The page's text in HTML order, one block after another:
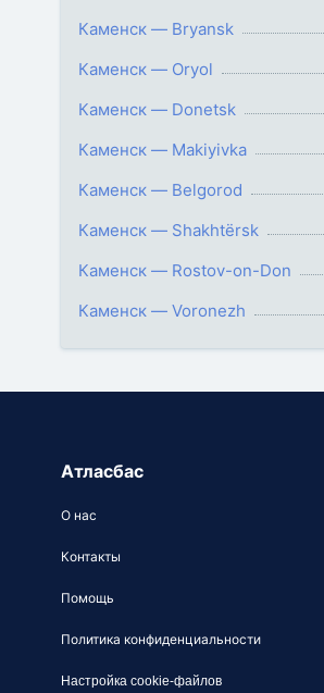
Каменск — Bryansk
Каменск — Oryol
Каменск — Donetsk
Каменск — Makiyivka
Каменск — Belgorod
Каменск — Shakhtërsk
Каменск — Rostov-on-Don
Каменск — Voronezh
Атласбас
О нас
Контакты
Помощь
Политика конфиденциальности
Настройка cookie-файлов